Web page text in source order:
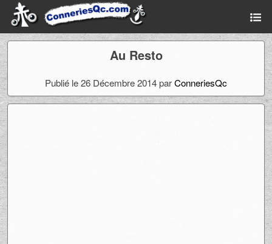
Au Resto
Publié le 26 Décembre 2014 parConneriesQc